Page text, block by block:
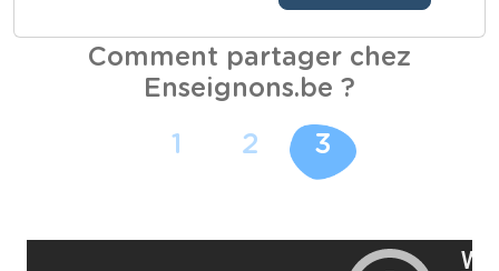
Comment partager chez
Enseignons.be ?
1 2 3